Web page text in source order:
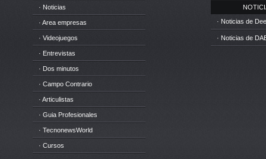
· Noticias
· Area empresas
· Videojuegos
· Entrevistas
· Dos minutos
· Campo Contrario
· Articulistas
· Guia Profesionales
· TecnonewsWorld
· Cursos
· Noticias de
· Noticias de